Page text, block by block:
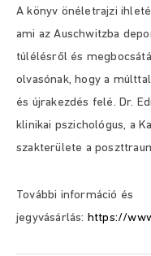
A könyv önéletrajzi
ami az Auschwitzba
túlélésről és
olvasónak, hogy a
és újrakezdés felé. Dr.
klinikai pszichológus, a
szakterülete a
További információ és
jegyvásárlás: https://